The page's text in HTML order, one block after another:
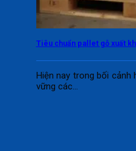
Tiêu chuẩn pallet gỗ xuất
Hiện nay trong bối cảnh
vững các...